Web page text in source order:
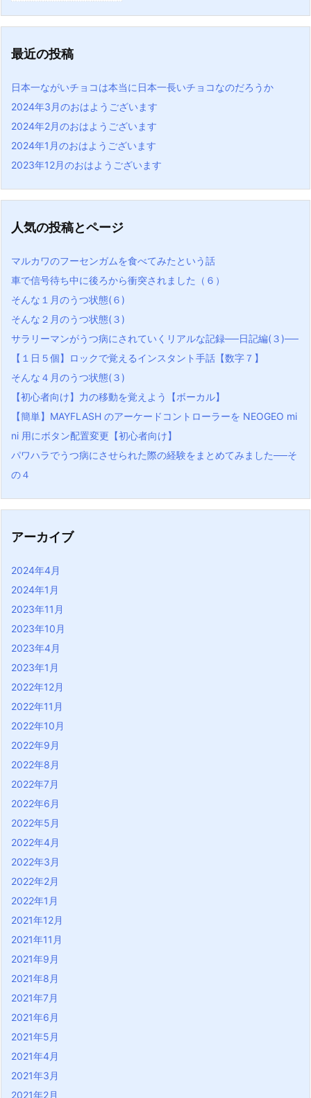
最近の投稿
日本一ながいチョコは本当に日本一長いチョコなのだろうか
2024年3月のおはようございます
2024年2月のおはようございます
2024年1月のおはようございます
2023年12月のおはようございます
人気の投稿とページ
マルカワのフーセンガムを食べてみたという話
車で信号待ち中に後ろから衝突されました（６）
そんな１月のうつ状態(６)
そんな２月のうつ状態(３)
サラリーマンがうつ病にされていくリアルな記録──日記編(３)──
【１日５個】ロックで覚えるインスタント手話【数字７】
そんな４月のうつ状態(３)
【初心者向け】力の移動を覚えよう【ボーカル】
【簡単】MAYFLASH のアーケードコントローラーを NEOGEO mi
ni 用にボタン配置変更【初心者向け】
パワハラでうつ病にさせられた際の経験をまとめてみました──そ
の４
アーカイブ
2024年4月
2024年1月
2023年11月
2023年10月
2023年4月
2023年1月
2022年12月
2022年11月
2022年10月
2022年9月
2022年8月
2022年7月
2022年6月
2022年5月
2022年4月
2022年3月
2022年2月
2022年1月
2021年12月
2021年11月
2021年9月
2021年8月
2021年7月
2021年6月
2021年5月
2021年4月
2021年3月
2021年2月